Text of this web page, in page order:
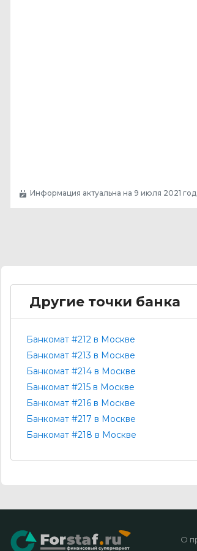
Информация актуальна на 9 июля 2021
Другие точки банка
Банкомат #212 в Москве
Банкомат #213 в Москве
Банкомат #214 в Москве
Банкомат #215 в Москве
Банкомат #216 в Москве
Банкомат #217 в Москве
Банкомат #218 в Москве
О